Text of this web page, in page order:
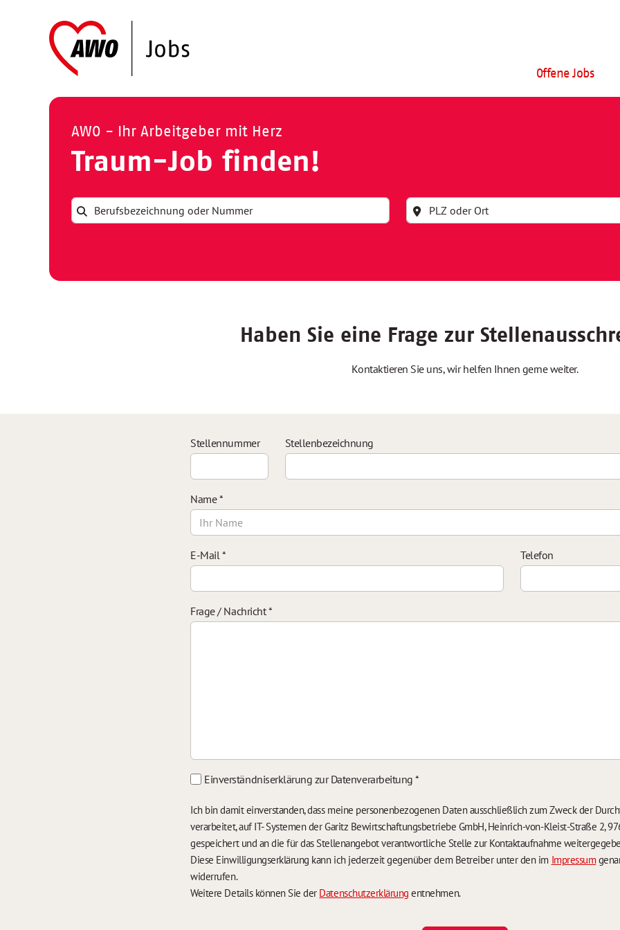
Offene Jobs
AWO - Ihr Arbeitgeber mit Herz
Traum-Job finden!
Haben Sie eine Frage zur
Kontaktieren Sie uns, wir helfen Ihnen gerne weiter.
Stellennummer Stellenbezeichnung
Name*
E-Mail* Telefon
Frage / Nachricht*
Einverständniserklärung zur Datenverarbeitung*
Ich bin damit einverstanden, dass meine personenbezogenen Daten ausschließlich zum Zweck der
verarbeitet, auf IT- Systemen der Garitz Bewirtschaftungsbetriebe GmbH, Heinrich-von-Kleist-Straße 2,
gespeichert und an die für das Stellenangebot verantwortliche Stelle zur Kontaktaufnahme
Diese Einwilligungserklärung kann ich jederzeit gegenüber dem Betreiber unter den im Impressum
widerrufen.
Weitere Details können Sie der Datenschutzerklärung entnehmen.